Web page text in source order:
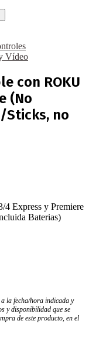
Vídeo
con ROKU
(No
Sticks, no
Express y Premiere
Baterias)
la fecha/hora indicada y
y disponibilidad que se
de este producto, en el